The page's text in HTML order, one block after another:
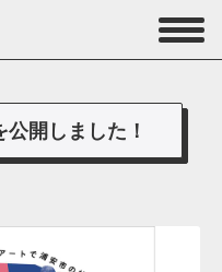
開しました！